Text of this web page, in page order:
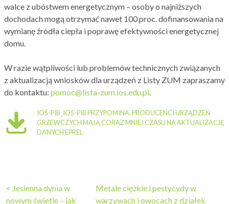
walce z ubóstwem energetycznym – osoby o najniższych
dochodach mogą otrzymać nawet 100 proc. dofinansowania na
wymianę źródła ciepła i poprawę efektywności energetycznej
domu.
W razie wątpliwości lub problemów technicznych związanych
z aktualizacją wniosków dla urządzeń z Listy ZUM zapraszamy
do kontaktu: pomoc@lista-zum.ios.edu.pl.
IOŚ-PIB_IOŚ-PIB PRZYPOMINA. PRODUCENCI URZĄDZEŃ
GRZEWCZYCH MAJĄ CORAZ MNIEJ CZASU NA AKTUALIZACJĘ
DANYCH EPREL
Nawigacja
< Jesienna dynia w
nowym świetle – jak
Metale ciężkie i pestycydy w
warzywach i owocach z działek